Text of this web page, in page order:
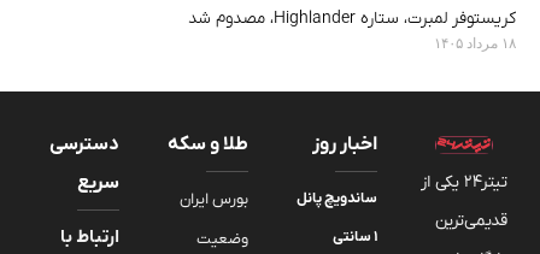
کریستوفر لمبرت، ستاره Highlander، مصدوم شد
۱۸ مرداد ۱۴۰۵
تیتر24 یکی از
قدیمی‌ترین
اخبار روز
ساندویچ پانل
۱ سانتی
طلا و سکه
بورس ایران
وضعیت
دسترسی
سریع
ارتباط با